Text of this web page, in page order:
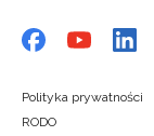
Polityka prywatności
RODO